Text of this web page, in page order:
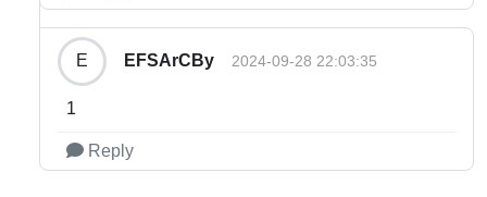
E EFSArCBy 2024-09-28 22:03:35
1
Reply